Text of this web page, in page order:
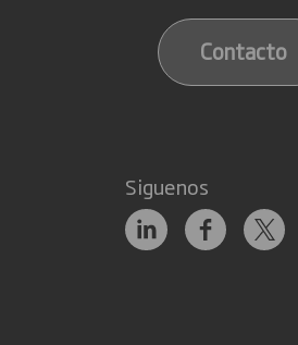
Contacto
Siguenos